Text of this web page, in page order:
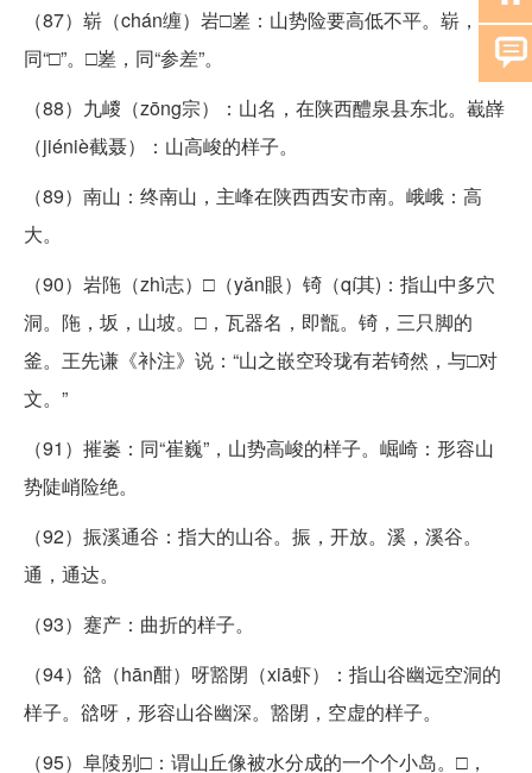
（87）崭（chán缠）岩□嵳：山势险要高低不平。崭，
同“□”。□嵳，同“参差”。
（88）九嵕（zōng宗）：山名，在陕西醴泉县东北。嶻嶭
（jiéniè截聂）：山高峻的样子。
（89）南山：终南山，主峰在陕西西安市南。峨峨：高
大。
（90）岩陁（zhì志）□（yǎn眼）锜（qí其)：指山中多穴
洞。陁，坂，山坡。□，瓦器名，即甑。锜，三只脚的
釜。王先谦《补注》说：“山之嵌空玲珑有若锜然，与□对
文。”
（91）摧崣：同“崔巍”，山势高峻的样子。崛崎：形容山
势陡峭险绝。
（92）振溪通谷：指大的山谷。振，开放。溪，溪谷。
通，通达。
（93）蹇产：曲折的样子。
（94）谽（hān酣）呀豁閕（xiā虾）：指山谷幽远空洞的
样子。谽呀，形容山谷幽深。豁閕，空虚的样子。
（95）阜陵别□：谓山丘像被水分成的一个个小岛。□，